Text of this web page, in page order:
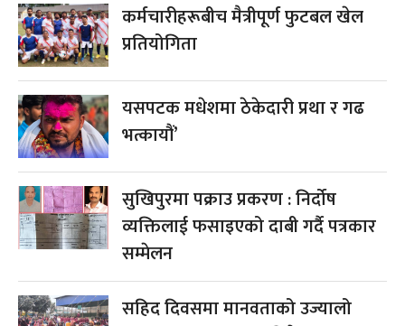
कर्मचारीहरूबीच मैत्रीपूर्ण फुटबल खेल
प्रतियोगिता
यसपटक मधेशमा ठेकेदारी प्रथा र गढ
भत्कायौं’
सुखिपुरमा पक्राउ प्रकरण : निर्दोष
व्यक्तिलाई फसाइएको दाबी गर्दै पत्रकार
सम्मेलन
सहिद दिवसमा मानवताको उज्यालो